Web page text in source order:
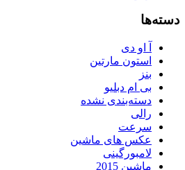
دسته‌ها
آ او دی
استون مارتین
بنز
بی ام دبلیو
دسته‌بندی نشده
رالی
سرعت
عکس های ماشین
لامبورگینی
ماشین 2015